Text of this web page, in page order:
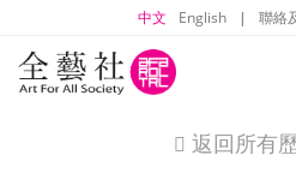
中文 English | 聯絡
icon
返回所有